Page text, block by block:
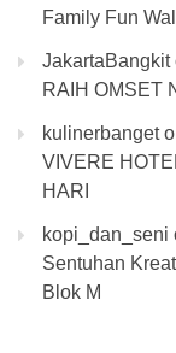
Family Fun
JakartaBangkit
RAIH OMSET
kulinerbanget
VIVERE
HARI
kopi_dan_seni
Sentuhan
Blok M